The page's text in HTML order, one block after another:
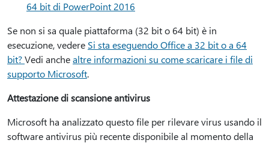
64 bit di PowerPoint 2016
Se non si sa quale piattaforma (32 bit o 64 bit) è in
esecuzione, vedere Si sta eseguendo Office a 32 bit o a 64
bit?Vedi anchealtre informazioni su come scaricare i file di
supporto Microsoft.
Attestazione di scansione antivirus
Microsoft ha analizzato questo file per rilevare virus usando il
software antivirus più recente disponibile al momento della